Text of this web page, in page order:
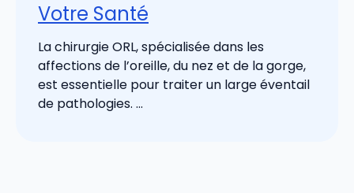
Votre Santé
La chirurgie ORL, spécialisée dans les
affections de l’oreille, du nez et de la gorge,
est essentielle pour traiter un large éventail
de pathologies. ...